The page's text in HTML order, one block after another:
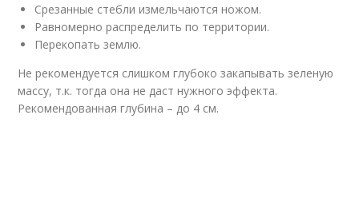
Срезанные стебли измельчаются ножом.
Равномерно распределить по территории.
Перекопать землю.
Не рекомендуется слишком глубоко закапывать зеленую
массу, т.к. тогда она не даст нужного эффекта.
Рекомендованная глубина – до 4 см.